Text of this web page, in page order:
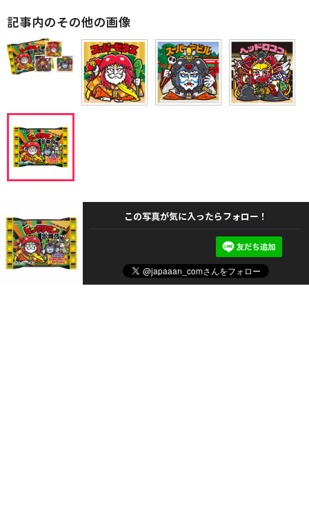
記事内のその他の画像
この写真が気に入ったらフォロー！